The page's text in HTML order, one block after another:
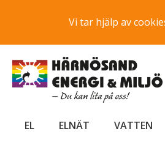
Vi tar hjälp av
EL ELNÄT VATTEN